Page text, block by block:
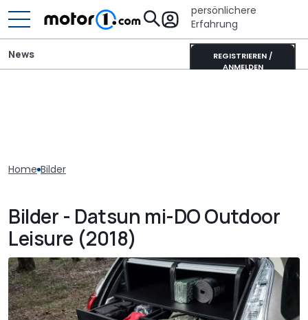
persönlichere
Erfahrung
REGISTRIEREN /
ANMELDEN
News
Home Bilder
Bilder - Datsun mi-DO Outdoor
Leisure (2018)